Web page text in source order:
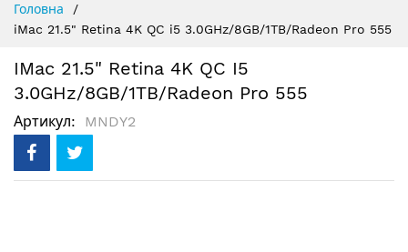
Content
Головна
iMac 21.5" Retina 4K QC i5 3.0GHz/8GB/1TB/Radeon Pro 555
IMac 21.5" Retina 4K QC I5
3.0GHz/8GB/1TB/Radeon Pro 555
Артикул MNDY2